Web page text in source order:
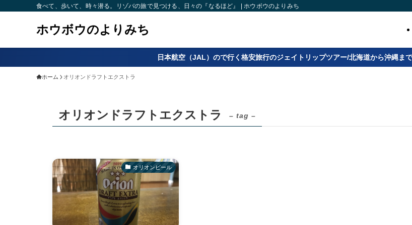
食べて、歩いて、時々潜る。リゾバの旅で見つける、日々の『なるほど』 | ホウボウのよりみち
ホウボウのよりみち
日本航空（JAL）ので行く格安旅行のジェイトリップツアー/北海道から沖縄ま
ホーム オリオンドラフトエクストラ
オリオンドラフトエクストラ – tag –
オリオンビール